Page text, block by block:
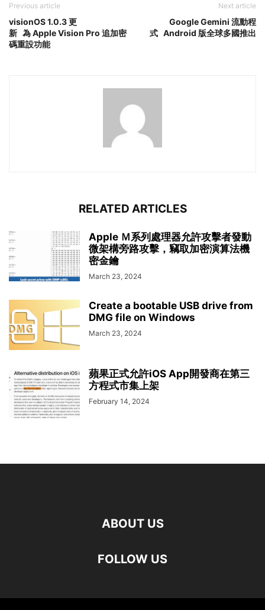
Previous article
visionOS 1.0.3 更
新 為 Apple Vision Pro 追加密
碼重設功能
Next article
Google Gemini 流動程
式 Android 版全球多國推出
RELATED ARTICLES
Apple Ｍ系列處理器允許攻擊者發動
微架構旁路攻擊，竊取加密演算法機
密金鑰
March 23, 2024
Create a bootable USB drive from
DMG file on Windows
March 23, 2024
蘋果正式允許iOS App開發商在第三
方程式市集上架
February 14, 2024
ABOUT US
FOLLOW US